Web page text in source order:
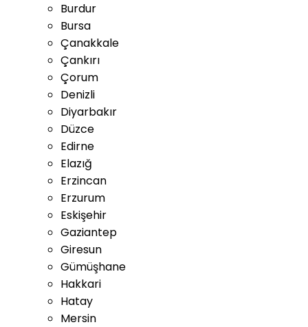
Burdur
Bursa
Çanakkale
Çankırı
Çorum
Denizli
Diyarbakır
Düzce
Edirne
Elazığ
Erzincan
Erzurum
Eskişehir
Gaziantep
Giresun
Gümüşhane
Hakkari
Hatay
Mersin